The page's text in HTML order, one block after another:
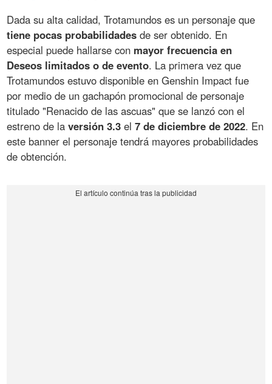
Dada su alta calidad, Trotamundos es un personaje que
tiene pocas probabilidades de ser obtenido. En
especial puede hallarse con mayor frecuencia en
Deseos limitados o de evento. La primera vez que
Trotamundos estuvo disponible en Genshin Impact fue
por medio de un gachapón promocional de personaje
titulado "Renacido de las ascuas" que se lanzó con el
estreno de laversión 3.3 el7 de diciembre de 2022. En
este banner el personaje tendrá mayores probabilidades
de obtención.